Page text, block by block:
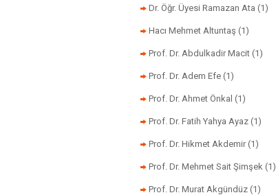
Dr. Öğr. Üyesi Ramazan Ata (1)
Hacı Mehmet Altuntaş (1)
Prof. Dr. Abdulkadir Macit (1)
Prof. Dr. Adem Efe (1)
Prof. Dr. Ahmet Önkal (1)
Prof. Dr. Fatih Yahya Ayaz (1)
Prof. Dr. Hikmet Akdemir (1)
Prof. Dr. Mehmet Sait Şimşek (1)
Prof. Dr. Murat Akgündüz (1)